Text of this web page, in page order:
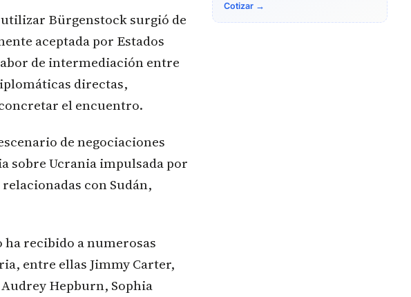
Bürgenstock surgió de
aceptada por Estados
de intermediación entre
directas,
el encuentro.
de negociaciones
sobre Ucrania impulsada por
con Sudán,
recibido a numerosas
entre ellas Jimmy Carter,
Hepburn, Sophia
Cotizar →